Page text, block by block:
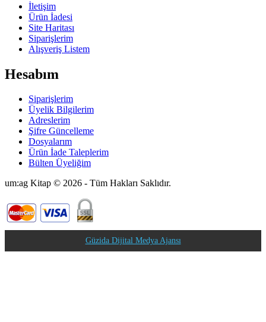
İletişim
Ürün İadesi
Site Haritası
Siparişlerim
Alışveriş Listem
Hesabım
Siparişlerim
Üyelik Bilgilerim
Adreslerim
Şifre Güncelleme
Dosyalarım
Ürün İade Taleplerim
Bülten Üyeliğim
um:ag Kitap © 2026 - Tüm Hakları Saklıdır.
Güzida Dijital Medya Ajansı